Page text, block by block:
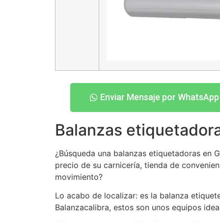
Enviar Mensaje por WhatsApp
Balanzas
¿Búsqueda una balanzas etiquetadoras en
precio de su carnicería, tienda de
movimiento?
Lo acabo de localizar: es la balanza
Balanzacalibra, estos son unos equipos